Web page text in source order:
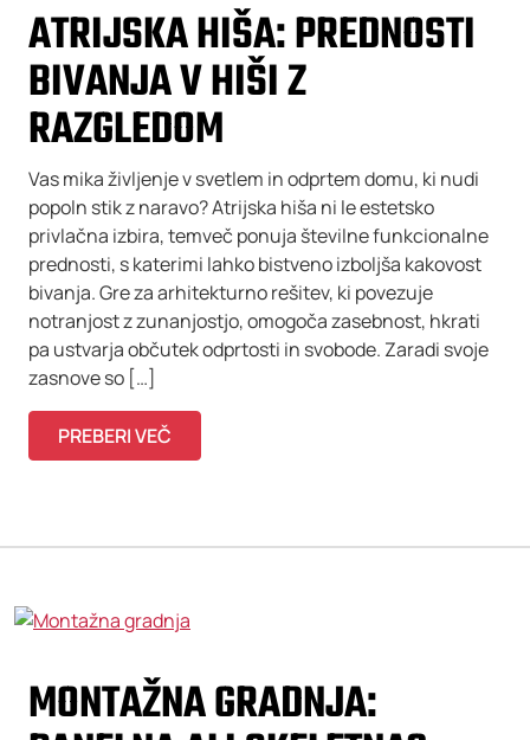
ATRIJSKA HIŠA: PREDNOSTI
BIVANJA V HIŠI Z
RAZGLEDOM
Vas mika življenje v svetlem in odprtem domu, ki nudi
popoln stik z naravo? Atrijska hiša ni le estetsko
privlačna izbira, temveč ponuja številne funkcionalne
prednosti, s katerimi lahko bistveno izboljša kakovost
bivanja. Gre za arhitekturno rešitev, ki povezuje
notranjost z zunanjostjo, omogoča zasebnost, hkrati
pa ustvarja občutek odprtosti in svobode. Zaradi svoje
zasnove so […]
PREBERI VEČ
MONTAŽNA GRADNJA: